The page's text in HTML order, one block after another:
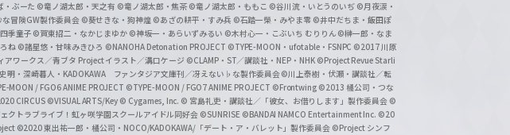
ぶーた ©竜ノ湖太郎・天之有 ©竜ノ湖太郎・焦茶 ©竜ノ湖太郎・ももこ ©谷川流・いとうのいぢ ©月夜涙・
な冒険GW製作委員会 ©葵せきな・狗神煌 ©あざの耕平・すみ兵 ©石踏一榮・みやま零 ©井中だちま・飯田ぽ
季童子 ©賀東招二・なかじまゆか ©神坂一・あらいずみるい ©木村心一・こぶいち むりりん ©榊一郎・なま
ね ©諸星悠・甘味みきひろ ©NANOHA Detonation PROJECT ©TYPE-MOON・ufotable・FSNPC ©2017 川原
ワークス／青ブタ Project イラスト／溝口ケージ ©CLAMP・ST／講談社・NEP・NHK ©Project Revue Starli
・深崎暮人・KADOKAWA ファンタジア文庫刊／冴えない♭な製作委員会©川上泰樹・伏瀬・講談社／転
MOON / FGO6 ANIME PROJECT ©TYPE-MOON / FGO7 ANIME PROJECT ©Frontwing ©2013 橘公司・つな
CIRCUS ©VISUAL ARTS/Key © Cygames, Inc. © 宮島礼吏・講談社／「彼女、お借りします」製作委員会 ©
クトラブライブ！虹ヶ咲学園スクールアイドル同好会 ©SUNRISE ©BANDAI NAMCO Entertainment Inc. ©20
©2020 東出祐一郎・橘公司・NOCO/KADOKAWA/「デート・ア・バレット」製作委員会 ©Project シンフ